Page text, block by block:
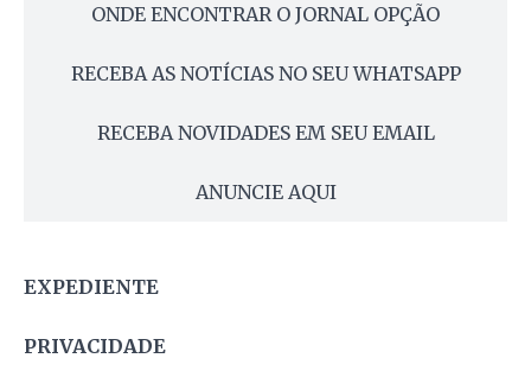
ONDE ENCONTRAR O JORNAL OPÇÃO
RECEBA AS NOTÍCIAS NO SEU WHATSAPP
RECEBA NOVIDADES EM SEU EMAIL
ANUNCIE AQUI
EXPEDIENTE
PRIVACIDADE